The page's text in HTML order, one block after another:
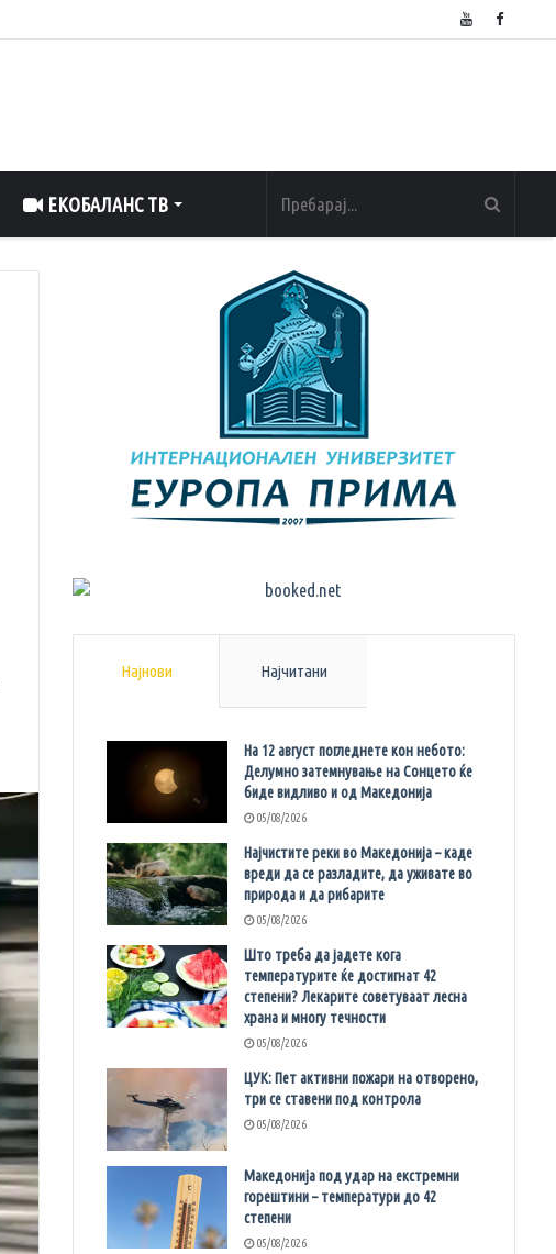
ЕКОБАЛАНС ТВ
Најнови Најчитани
На 12 август погледнете кон небото:
Делумно затемнување на Сонцето ќе
биде видливо и од Македонија
05/08/2026
Најчистите реки во Македонија – каде
вреди да се разладите, да уживате во
природа и да рибарите
05/08/2026
Што треба да јадете кога
температурите ќе достигнат 42
степени? Лекарите советуваат лесна
храна и многу течности
05/08/2026
ЦУК: Пет активни пожари на отворено,
три се ставени под контрола
05/08/2026
Македонија под удар на екстремни
горештини – температури до 42
степени
05/08/2026